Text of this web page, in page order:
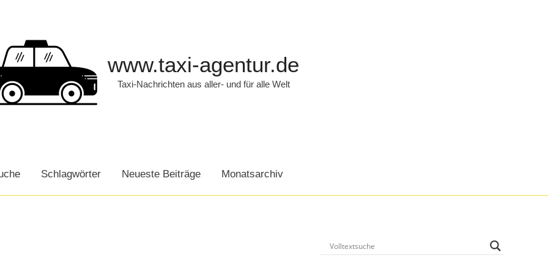
www.taxi-agentur.de
Taxi-Nachrichten aus aller- und für alle Welt
Schlagwörter Neueste Beiträge Monatsarchiv